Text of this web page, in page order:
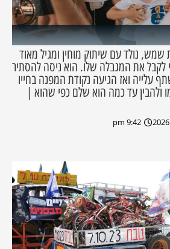
(בן 10) מבית שמש, נולד עם שיתוק מוחין ומגיל מאוד
לקבל את המגבלה שלו. הוא ניסה להסתיר
עלייה ואז הגיעה נקודת המפנה בחייו
עד כמה הוא שלם כפי שהוא |
9:42 pm